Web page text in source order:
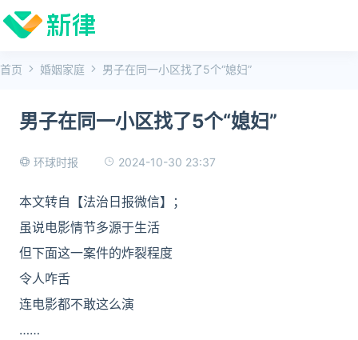
首页 婚姻家庭 男子在同一小区找了5个“媳妇”
男子在同一小区找了5个“媳妇”
环球时报 2024-10-30 23:37
本文转自【法治日报微信】；
虽说电影情节多源于生活
但下面这一案件的炸裂程度
令人咋舌
连电影都不敢这么演
……